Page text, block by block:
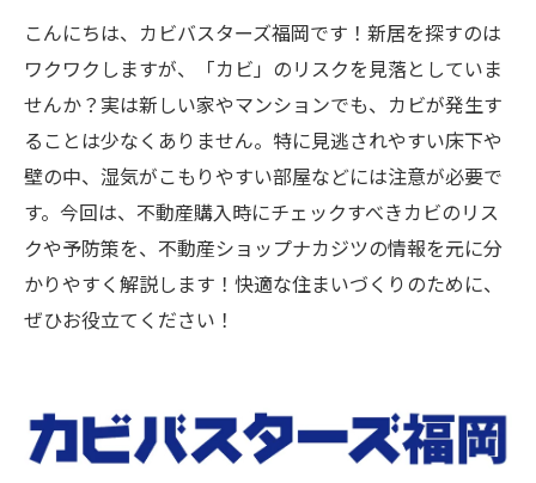
こんにちは、カビバスターズ福岡です！新居を探すのは
ワクワクしますが、「カビ」のリスクを見落としていま
せんか？実は新しい家やマンションでも、カビが発生す
ることは少なくありません。特に見逃されやすい床下や
壁の中、湿気がこもりやすい部屋などには注意が必要で
す。今回は、不動産購入時にチェックすべきカビのリス
クや予防策を、不動産ショップナカジツの情報を元に分
かりやすく解説します！快適な住まいづくりのために、
ぜひお役立てください！